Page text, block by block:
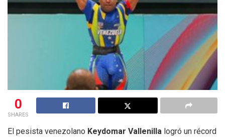
0
SHARES
El pesista venezolano Keydomar Vallenilla logró un récord